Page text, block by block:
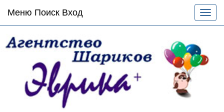
Основное
меню
по
Меню Поиск Вход
меню